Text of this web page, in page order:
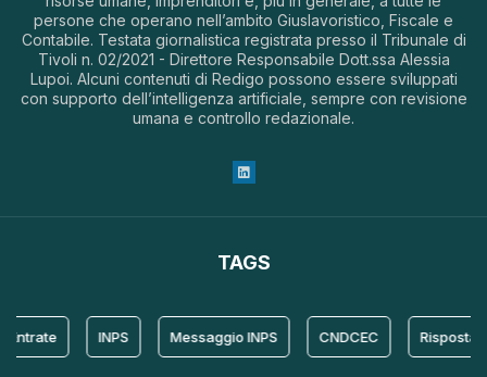
persone che operano nell’ambito Giuslavoristico, Fiscale e
Contabile. Testata giornalistica registrata presso il Tribunale di
Tivoli n. 02/2021 - Direttore Responsabile Dott.ssa Alessia
Lupoi. Alcuni contenuti di Redigo possono essere sviluppati
con supporto dell’intelligenza artificiale, sempre con revisione
umana e controllo redazionale.
TAGS
Messaggio INPS CNDCEC Risposta